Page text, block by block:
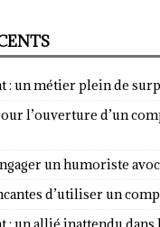
: un métier plein de
l’ouverture d’un
un humoriste
d’utiliser un